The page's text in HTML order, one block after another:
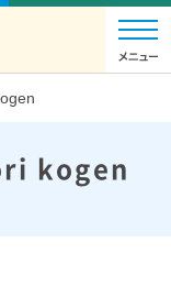
kogen